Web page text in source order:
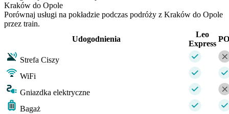
Kraków do Opole
Porównaj usługi na pokładzie podczas podróży z Kraków do Opole
przez train.
Udogodnienia
Leo
Express
Strefa Ciszy
WiFi
Gniazdka elektryczne
Bagaż